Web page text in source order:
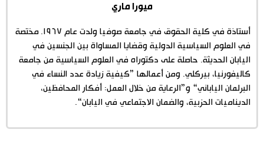
مجتمع
ثقافة
لايف ستايل
ميورا ماري
أستاذة في كلية الحقوق في جامعة صوفيا ولدت عام ١٩٦٧. مختصة
في العلوم السياسية الدولية وقضايا المساواة بين الجنسين في
اليابان الحديثة. حاصلة على دكتوراه في العلوم السياسية من جامعة
كاليفورنيا، بيركلي. ومن أعمالها ”كيفية زيادة عدد النساء في
البرلمان الياباني“ و”الرعاية من خلال العمل: أفكار المحافظين،
الديناميات الحزبية، والضمان الاجتماعي في اليابان“.